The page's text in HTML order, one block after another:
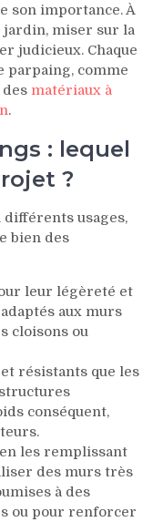
son importance. À
jardin, miser sur la
judicieux. Chaque
parpaing, comme
matériaux à
.
: lequel
?
usages,
bien des
leur légèreté et
aux murs
cloisons ou
résistants que les
conséquent,
les remplissant
des murs très
à des
ou pour renforcer